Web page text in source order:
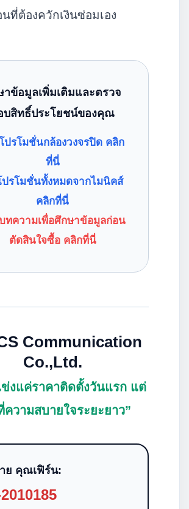
นที่ต้องควักเงินซ่อมเอง
าข้อมูลเพิ่มเติมและตรวจ
บสิทธิ์ประโยชน์ของคุณ
ปรโมชั่นกล้องวงจรปิด คลิก
ที่นี่
รโมชั่นทั้งหมดจากไมนิคส์
คลิกที่นี่
ทความเพื่อศึกษาข้อมูลก่อน
ตัดสินใจซื้อ คลิกที่นี่
Communication
Co.,Ltd.
ข่งแค่ราคาติดตั้งวันแรก แต่
ความสบายใจระยะยาว”
ย คุณเฟิร์น: